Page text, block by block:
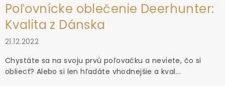
Poľovnícke oblečenie Deerhunter:
Kvalita z Dánska
21.12.2022
Chystáte sa na svoju prvú poľovačku a neviete, čo si
obliecť? Alebo si len hľadáte vhodnejšie a kval...